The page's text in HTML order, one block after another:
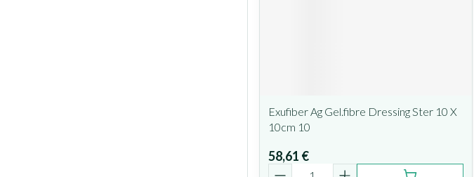
Exufiber Ag Gel.fibre Dressing Ster 10 X
10cm 10
58,61 €
Quantité